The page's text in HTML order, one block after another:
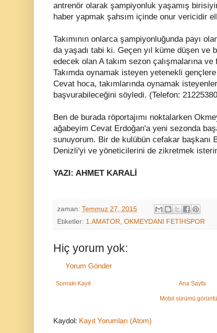
antrenör olarak şampiyonluk yaşamış
haber yapmak şahsım içinde onur vericidir
Takımının onlarca şampiyonluğunda payı
da yaşadı tabi ki. Geçen yıl küme düşen ve
edecek olan A takım sezon çalışmalarına
Takımda oynamak isteyen yetenekli
Cevat hoca, takımlarında oynamak
başvurabileceğini söyledi. (Telefon:
Ben de burada röportajımı noktalarken
ağabeyim Cevat Erdoğan'a yeni sezonda
sunuyorum. Bir de kulübün cefakar başkanı
Denizli'yi ve yöneticilerini de zikretmek
YAZI: AHMET KARALİ
zaman: Temmuz 27, 2015
Etiketler: 1.AMATOR, OKMEYDANI FETİHSPOR
Hiç yorum yok:
Yorum Gönder
Sonraki Kayıt Ana Sayfa
Mobil sürümü
Kaydol: Kayıt Yorumları (Atom)